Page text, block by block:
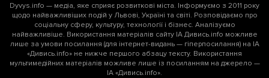
Dyvys.info — медіа, яке сприяє розвиткові міста. Інформуємо з 2011 року
щодо найважливіших подій у Львові, Україні та світі. Розповідаємо про
соціальну сферу, культуру, технології і бізнес. Аналізуємо
найважливіше. Використання матеріалів сайту ІА Дивись.info можливе
лише за умови посилання (для інтернет-видань — гіперпосилання) на ІА
«Дивись.info» не нижче першого абзацу тексту. Використання
мультимедійних матеріалів можливе лише із посиланням на джерело —
ІА «Дивись.info».